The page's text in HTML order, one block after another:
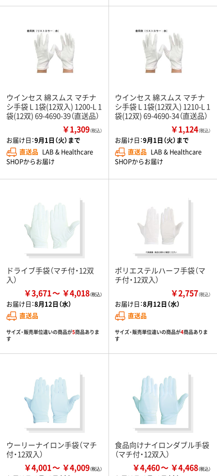
ウインセス 綿スムス マチナ
シ手袋 L 1袋(12双入) 1200-L 1
袋(12双) 69-4690-39（直送品）
￥1,309（税込）
お届け日：9月1日（火）まで
直送品 LAB & Healthcare
SHOPからお届け
ウインセス 綿スムス マチナ
シ手袋 L 1袋(12双入) 1210-L 1
袋(12双) 69-4690-34（直送品）
￥1,124（税込）
お届け日：9月1日（火）まで
直送品 LAB & Healthcare
SHOPからお届け
ドライブ手袋（マチ付・12双
入）
￥3,671 ￥4,018
お届け日：8月12日（水）
直送品
サイズ・販売単位違いの商品が5商品ありま
す
ポリエステルハーフ手袋（マ
チ付・12双入）
￥2,757（税込）
お届け日：8月12日（水）
直送品
サイズ・販売単位違いの商品が4商品ありま
す
ウーリーナイロン手袋（マチ
付・12双入）
￥4,001 ￥4,009
食品向けナイロンダブル手袋
（マチ付・12双入）
￥4,460 ￥4,468